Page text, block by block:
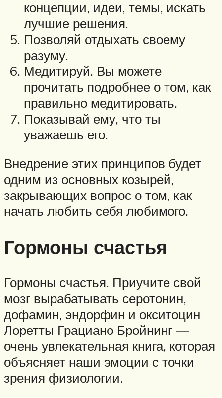
концепции, идеи, темы, искать
лучшие решения.
Позволяй отдыхать своему
разуму.
Медитируй. Вы можете
прочитать подробнее о том, как
правильно медитировать.
Показывай ему, что ты
уважаешь его.
Внедрение этих принципов будет
одним из основных козырей,
закрывающих вопрос о том, как
начать любить себя любимого.
Гормоны счастья
Гормоны счастья. Приучите свой
мозг вырабатывать серотонин,
дофамин, эндорфин и окситоцин
Лоретты Грациано Бройнинг —
очень увлекательная книга, которая
объясняет наши эмоции с точки
зрения физиологии.